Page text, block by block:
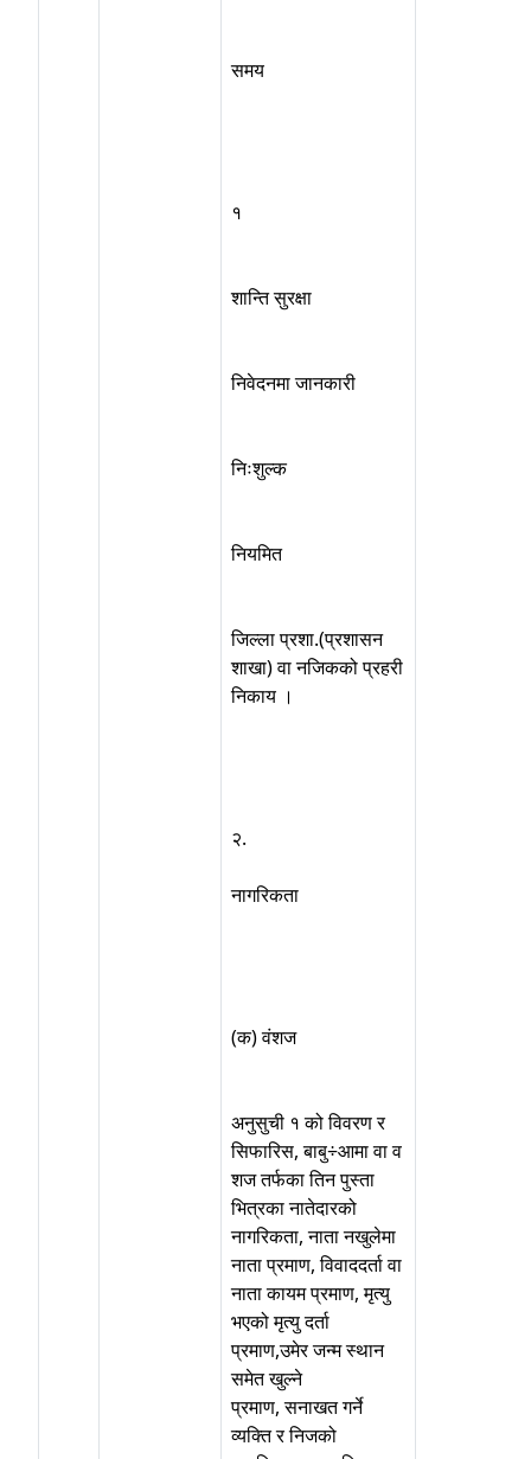
समय
१
शान्ति सुरक्षा
निवेदनमा जानकारी
निःशुल्क
नियमित
जिल्ला प्रशा.(प्रशासन
शाखा) वा नजिकको प्रहरी
निकाय ।
२.
नागरिकता
(क) वंशज
अनुसुची १ को विवरण र
सिफारिस, बाबु÷आमा वा व
शज तर्फका तिन पुस्ता
भित्रका नातेदारको
नागरिकता, नाता नखुलेमा
नाता प्रमाण, विवाददर्ता वा
नाता कायम प्रमाण, मृत्यु
भएको मृत्यु दर्ता
प्रमाण,उमेर जन्म स्थान
समेत खुल्ने
प्रमाण, सनाखत गर्ने
व्यक्ति र निजको